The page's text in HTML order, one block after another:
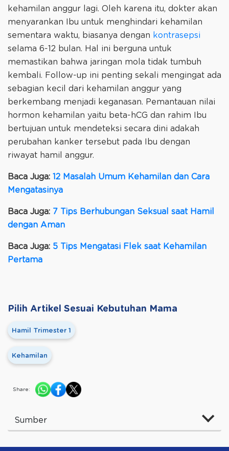
kehamilan anggur lagi. Oleh karena itu, dokter akan
menyarankan Ibu untuk menghindari kehamilan
sementara waktu, biasanya dengan kontrasepsi
selama 6-12 bulan. Hal ini berguna untuk
memastikan bahwa jaringan mola tidak tumbuh
kembali. Follow-up ini penting sekali mengingat ada
sebagian kecil dari kehamilan anggur yang
berkembang menjadi keganasan. Pemantauan nilai
hormon kehamilan yaitu beta-hCG dan rahim Ibu
bertujuan untuk mendeteksi secara dini adakah
perubahan kanker tersebut pada Ibu dengan
riwayat hamil anggur.
Baca Juga: 12 Masalah Umum Kehamilan dan Cara
Mengatasinya
Baca Juga: 7 Tips Berhubungan Seksual saat Hamil
dengan Aman
Baca Juga: 5 Tips Mengatasi Flek saat Kehamilan
Pertama
Pilih Artikel Sesuai Kebutuhan Mama
Hamil Trimester 1
Kehamilan
Share:
Sumber